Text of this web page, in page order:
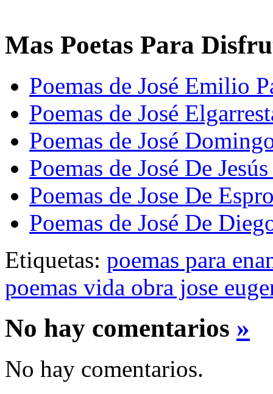
Mas Poetas Para
Poemas de José Emilio
Poemas de José
Poemas de José
Poemas de José De
Poemas de Jose De
Poemas de José De
Etiquetas: poemas para
poemas vida obra jose
No hay comentarios »
No hay comentarios.